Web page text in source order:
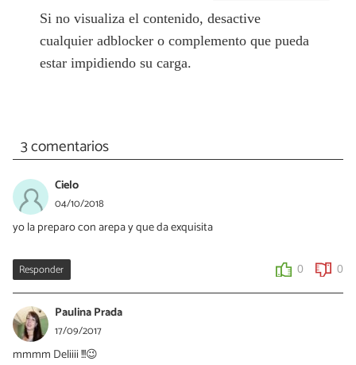
Si no visualiza el contenido, desactive
cualquier adblocker o complemento que pueda
estar impidiendo su carga.
3 comentarios
Cielo
04/10/2018
yo la preparo con arepa y que da exquisita
Responder 0 0
Paulina Prada
17/09/2017
mmmm Deliiii !!!😉